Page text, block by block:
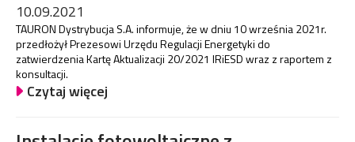
10.09.2021
TAURON Dystrybucja S.A. informuje, że w dniu 10 września 2021r.
przedłożył Prezesowi Urzędu Regulacji Energetyki do
zatwierdzenia Kartę Aktualizacji 20/2021 IRiESD wraz z raportem z
konsultacji.
Czytaj więcej